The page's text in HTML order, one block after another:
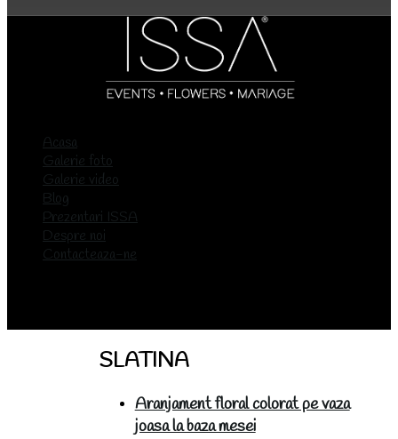
Acasa
Galerie foto
Galerie video
Blog
Prezentari ISSA
Despre noi
Contacteaza-ne
SLATINA
Aranjament floral colorat pe vaza
joasa la baza mesei